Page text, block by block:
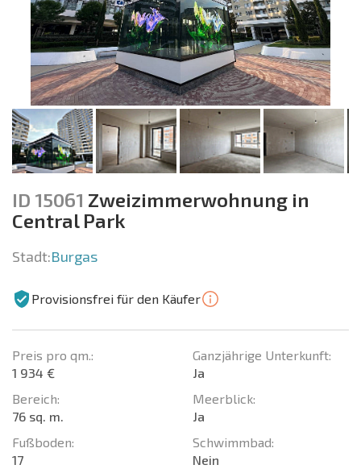
ID 15061 Zweizimmerwohnung in
Central Park
Stadt:Burgas
Provisionsfrei für den Käufer
Preis pro qm.:
1 934 €
Bereich:
76 sq. m.
Fußboden:
17
Ganzjährige Unterkunft:
Ja
Meerblick:
Ja
Schwimmbad:
Nein